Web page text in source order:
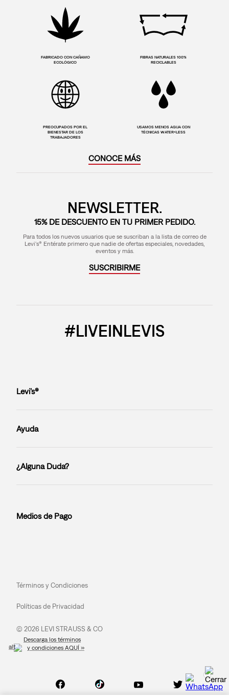
FABRICADO CON CAÑAMO
ECOLÓGICO
FIBRAS NATURALES 100%
RECICLABLES
PREOCUPADOS POR EL
BIENESTAR DE LOS
TRABAJADORES
USAMOS MENOS AGUA CON
TÉCNICAS WATER<LESS
CONOCE MÁS
NEWSLETTER.
15% DE DESCUENTO EN TU PRIMER PEDIDO.
Para todos los nuevos usuarios que se suscriban a la lista de correo de
Levi's® Entérate primero que nadie de ofertas especiales, novedades,
eventos y más.
SUSCRIBIRME
#LIVEINLEVIS
Levi’s®
Ayuda
¿Alguna Duda?
Medios de Pago
Términos y Condiciones
Políticas de Privacidad
© 2026 LEVI STRAUSS & CO
Descarga los términos
y condiciones AQUÍ »